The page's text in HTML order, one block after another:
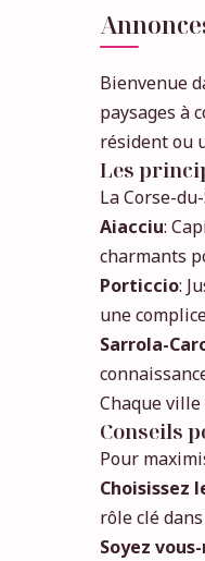
Bienvenue
paysages à
résident ou
Les
La Corse-
Aiacciu:
charmants
Porticcio:
une
Sarrola-
Chaque
Conseils
Pour
Choisissez
rôle clé
Soyez